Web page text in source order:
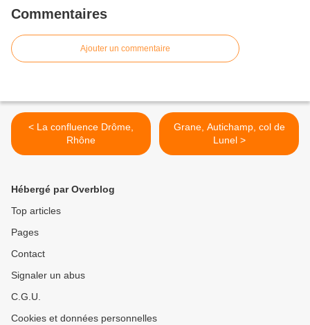
Commentaires
Ajouter un commentaire
< La confluence Drôme,
Rhône
Grane, Autichamp, col de
Lunel >
Hébergé par Overblog
Top articles
Pages
Contact
Signaler un abus
C.G.U.
Cookies et données personnelles